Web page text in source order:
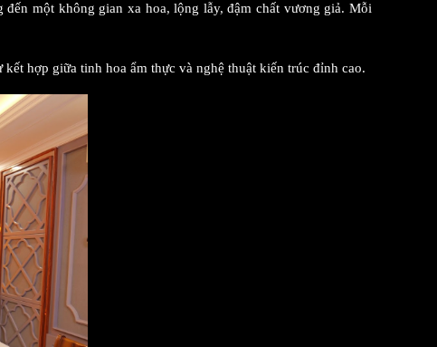
một không gian xa hoa, lộng lẫy, đậm chất vương giả. Mỗi
hợp giữa tinh hoa ẩm thực và nghệ thuật kiến trúc đỉnh cao.